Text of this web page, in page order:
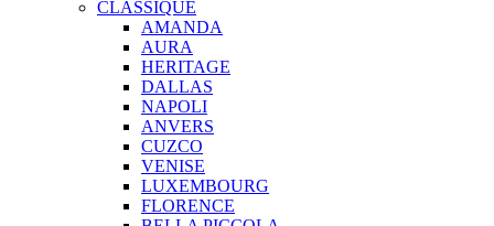
CLASSIQUE
AMANDA
AURA
HERITAGE
DALLAS
NAPOLI
ANVERS
CUZCO
VENISE
LUXEMBOURG
FLORENCE